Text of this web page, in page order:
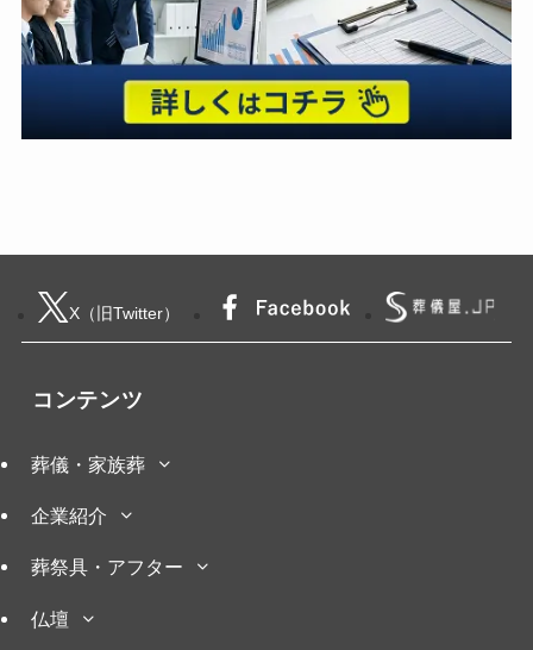
X（旧Twitter）
コンテンツ
葬儀・家族葬
企業紹介
葬祭具・アフター
仏壇